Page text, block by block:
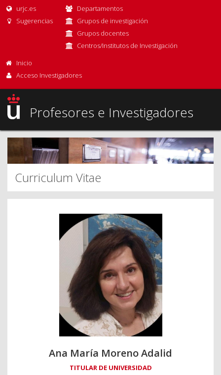
urjc.es
Sugerencias
Departamentos
Grupos de investigación
Grupos docentes
Centros/Institutos de Investigación
Inicio
Acceso Investigadores
Profesores e Investigadores
Curriculum Vitae
Ana María Moreno Adalid
TITULAR DE UNIVERSIDAD